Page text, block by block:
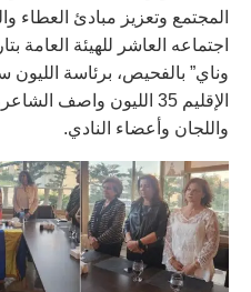
المجتمع وتعزيز مبادئ العطاء
وناي” بالفحيص، برئاسة
الإقليم 35 الليون واصف
واللجان وأعضاء النادي.